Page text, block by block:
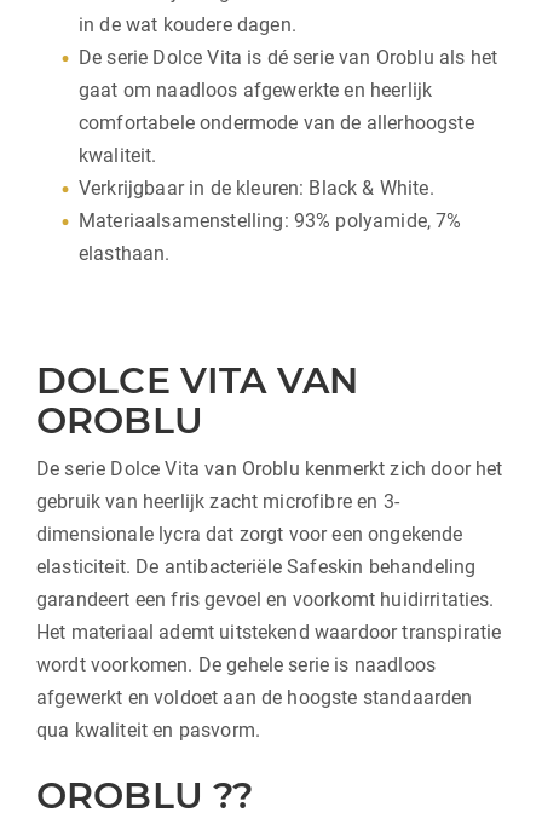
in de wat koudere dagen.
De serie Dolce Vita is dé serie van Oroblu als het
gaat om naadloos afgewerkte en heerlijk
comfortabele ondermode van de allerhoogste
kwaliteit.
Verkrijgbaar in de kleuren: Black & White.
Materiaalsamenstelling: 93% polyamide, 7%
elasthaan.
DOLCE VITA VAN
OROBLU
De serie Dolce Vita van Oroblu kenmerkt zich door het
gebruik van heerlijk zacht microfibre en 3-
dimensionale lycra dat zorgt voor een ongekende
elasticiteit. De antibacteriële Safeskin behandeling
garandeert een fris gevoel en voorkomt huidirritaties.
Het materiaal ademt uitstekend waardoor transpiratie
wordt voorkomen. De gehele serie is naadloos
afgewerkt en voldoet aan de hoogste standaarden
qua kwaliteit en pasvorm.
OROBLU ??